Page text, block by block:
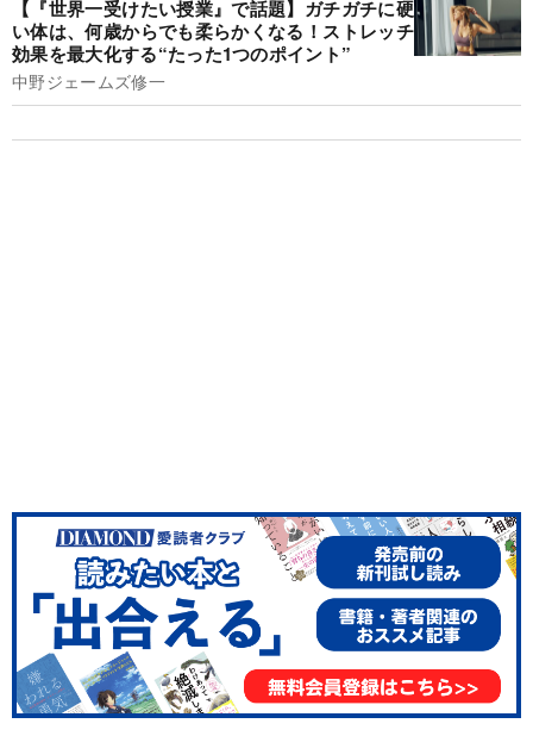
【『世界一受けたい授業』で話題】ガチガチに硬
い体は、何歳からでも柔らかくなる！ストレッチ
効果を最大化する“たった1つのポイント”
中野ジェームズ修一